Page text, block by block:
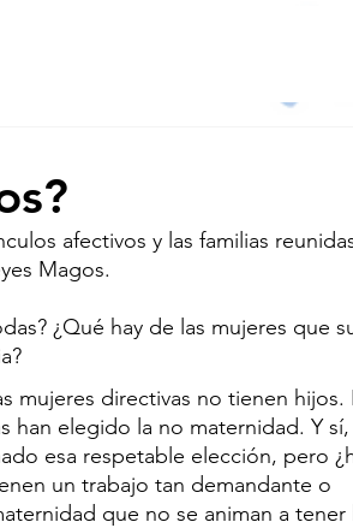
afectivos y las familias
Magos.
¿Qué hay de las mujeres que
mujeres directivas no tienen hijos.
han elegido la no maternidad. Y
esa respetable elección, pero
un trabajo tan demandante o
que no se animan a tener